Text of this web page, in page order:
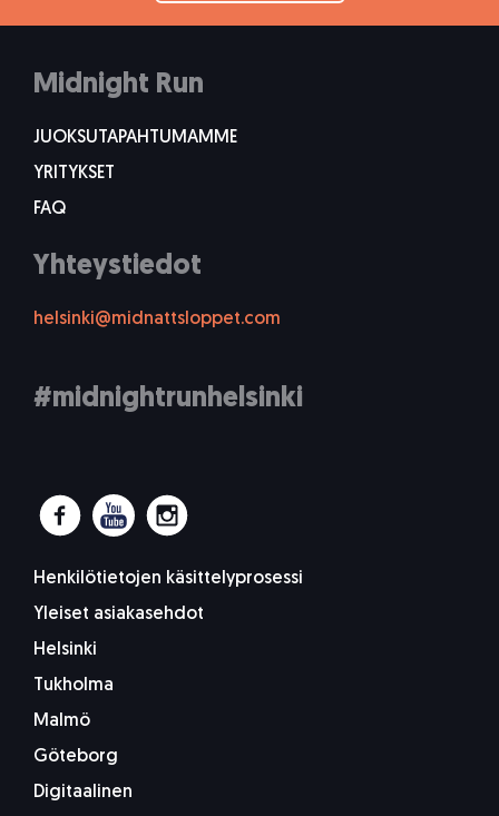
Midnight Run
JUOKSUTAPAHTUMAMME
YRITYKSET
FAQ
Yhteystiedot
helsinki@midnattsloppet.com
#midnightrunhelsinki
Henkilötietojen käsittelyprosessi
Yleiset asiakasehdot
Helsinki
Tukholma
Malmö
Göteborg
Digitaalinen